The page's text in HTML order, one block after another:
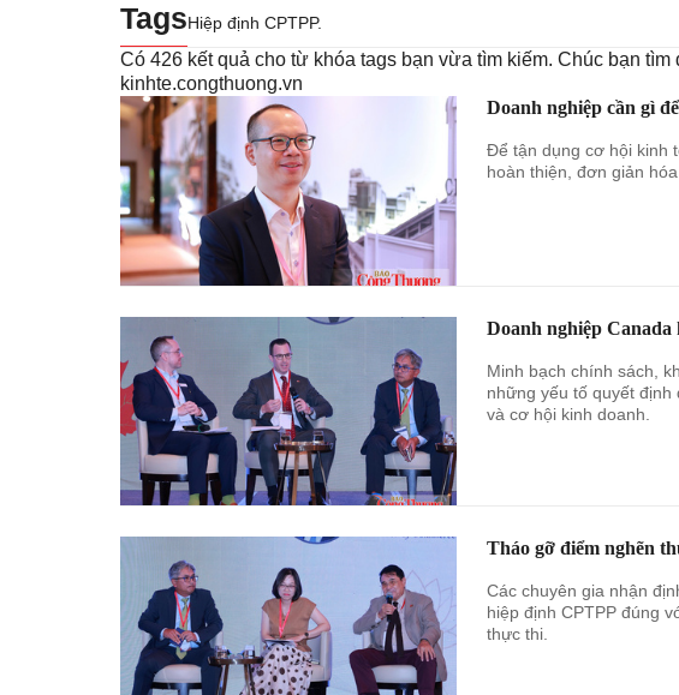
TagsHiệp định CPTPP.
Có 426 kết quả cho từ khóa tags bạn vừa tìm kiếm. Chúc bạn
kinhte.congthuong.vn
Doanh nghiệp cần gì
Để tận dụng cơ hội kinh
hoàn thiện, đơn giản
Doanh nghiệp
Minh bạch chính sách,
những yếu tố quyết định
và cơ hội kinh doanh.
Tháo gỡ điểm nghẽn
Các chuyên gia nhận
hiệp định CPTPP đúng
thực thi.